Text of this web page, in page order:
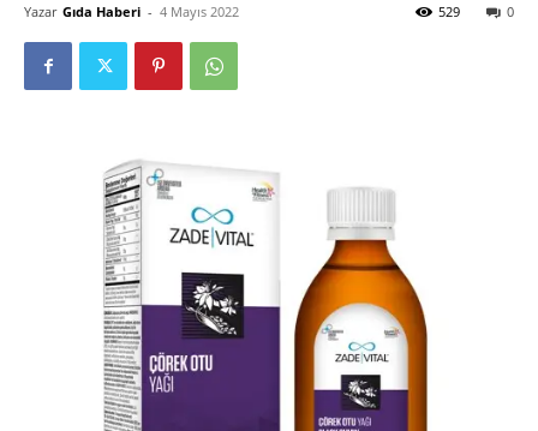
Yazar Gıda Haberi - 4 Mayıs 2022 0
529